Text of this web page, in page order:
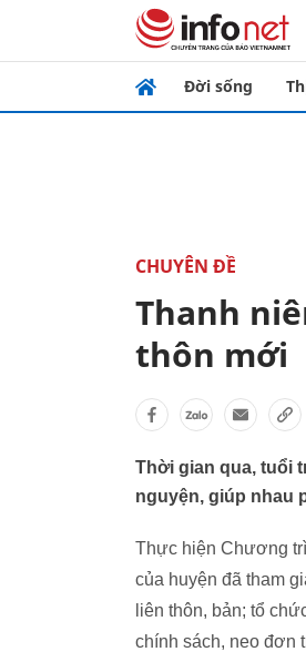
Đời sống
CHUYÊN ĐỀ
Thanh
thôn mới
Thời gian qua, tuổi
nguyện, giúp nhau
Thực hiện Chương
của huyện đã tham
liên thôn, bản; tổ
chính sách, neo đơn